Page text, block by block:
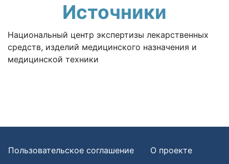
Источники
Национальный центр экспертизы лекарственных
средств, изделий медицинского назначения и
медицинской техники
Пользовательское соглашение
О проекте